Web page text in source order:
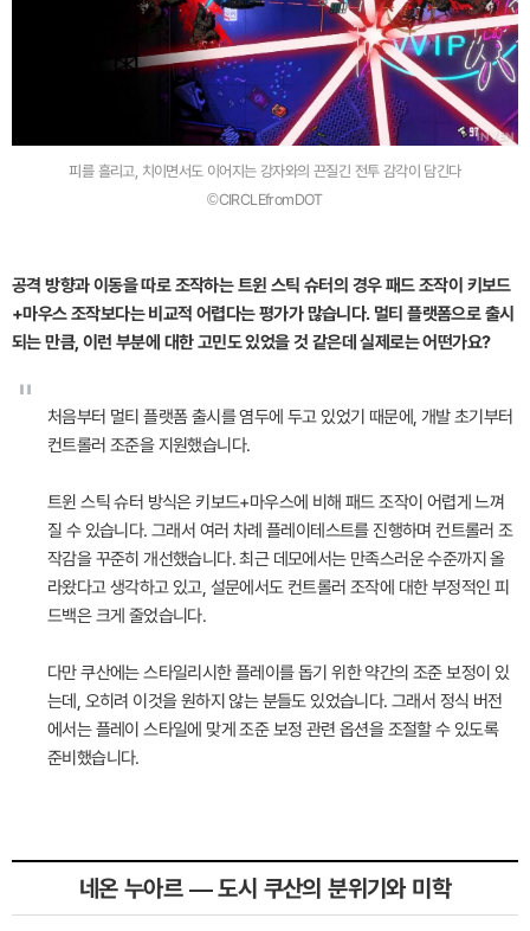
피를 흘리고, 치이면서도 이어지는 강자와의 끈질긴 전투 감각이 담긴다
©CIRCLEfromDOT
공격 방향과 이동을 따로 조작하는 트윈 스틱 슈터의 경우 패드 조작이 키보드
+마우스 조작보다는 비교적 어렵다는 평가가 많습니다. 멀티 플랫폼으로 출시
되는 만큼, 이런 부분에 대한 고민도 있었을 것 같은데 실제로는 어떤가요?
"
처음부터 멀티 플랫폼 출시를 염두에 두고 있었기 때문에, 개발 초기부터
컨트롤러 조준을 지원했습니다.
트윈 스틱 슈터 방식은 키보드+마우스에 비해 패드 조작이 어렵게 느껴
질 수 있습니다. 그래서 여러 차례 플레이테스트를 진행하며 컨트롤러 조
작감을 꾸준히 개선했습니다. 최근 데모에서는 만족스러운 수준까지 올
라왔다고 생각하고 있고, 설문에서도 컨트롤러 조작에 대한 부정적인 피
드백은 크게 줄었습니다.
다만 쿠산에는 스타일리시한 플레이를 돕기 위한 약간의 조준 보정이 있
는데, 오히려 이것을 원하지 않는 분들도 있었습니다. 그래서 정식 버전
에서는 플레이 스타일에 맞게 조준 보정 관련 옵션을 조절할 수 있도록
준비했습니다.
네온 누아르 — 도시 쿠산의 분위기와 미학